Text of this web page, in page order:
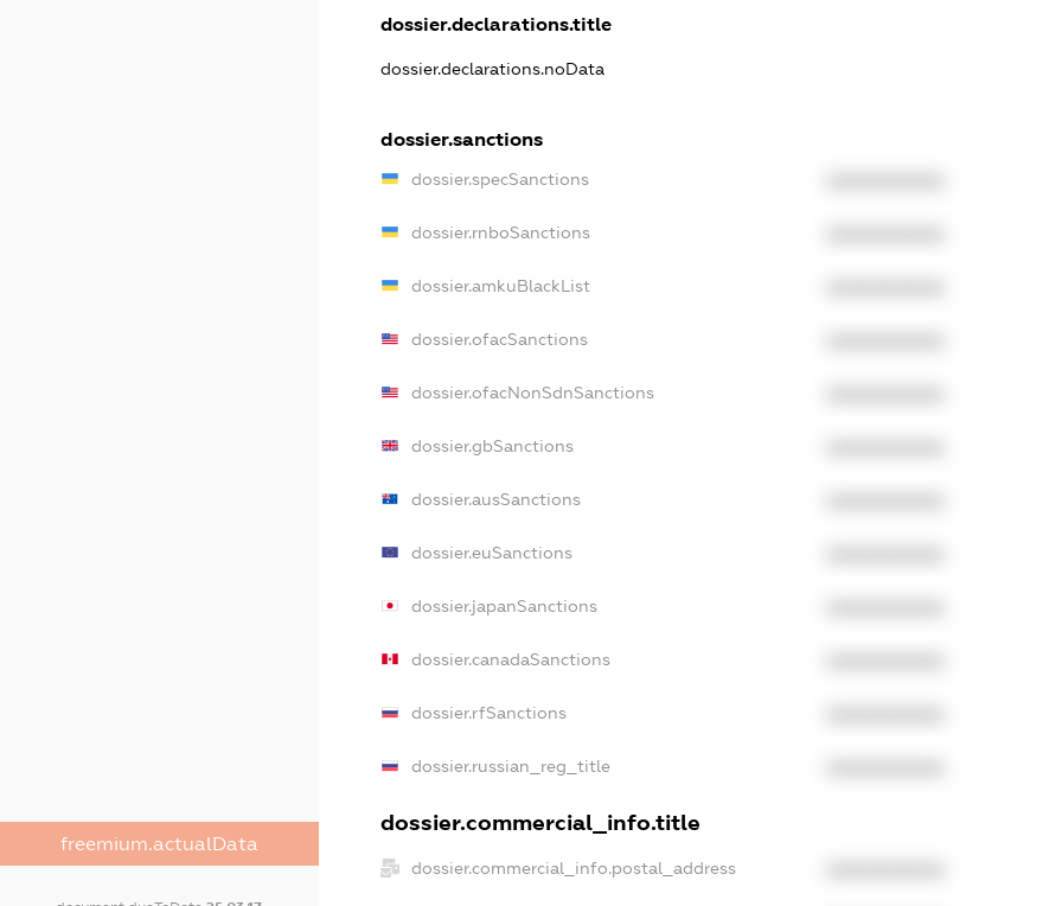
freemium.actualData
dossier.declarations.title
dossier.declarations.noData
dossier.sanctions
dossier.specSanctions
dossier.rnboSanctions
dossier.amkuBlackList
dossier.ofacSanctions
dossier.ofacNonSdnSanctions
dossier.gbSanctions
dossier.ausSanctions
dossier.euSanctions
dossier.japanSanctions
dossier.canadaSanctions
dossier.rfSanctions
dossier.russian_reg_title
dossier.commercial_info.title
dossier.commercial_info.postal_address